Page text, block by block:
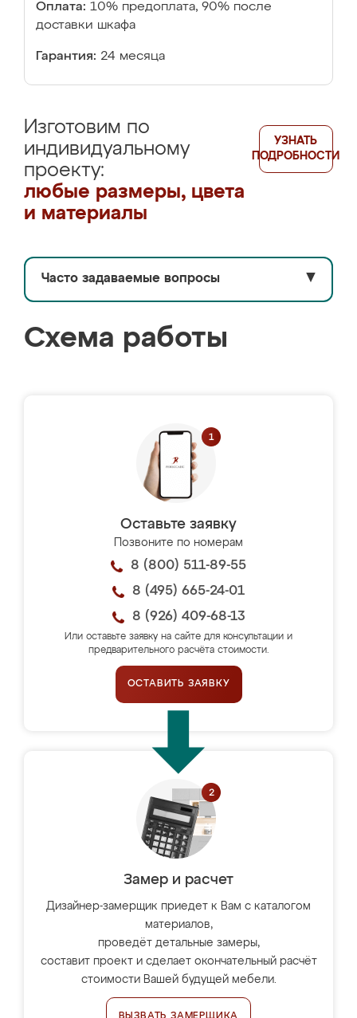
Оплата: 10% предоплата, 90% после
доставки шкафа
Гарантия: 24 месяца
Изготовим по
индивидуальному
проекту:
любые размеры, цвета
и материалы
УЗНАТЬ
ПОДРОБНОСТИ
Часто задаваемые вопросы ▼
Схема работы
Оставьте заявку
Позвоните по номерам
8 (800) 511-89-55
8 (495) 665-24-01
8 (926) 409-68-13
Или оставьте заявку на сайте для консультации и
предварительного расчёта стоимости.
ОСТАВИТЬ ЗАЯВКУ
Замер и расчет
Дизайнер-замерщик приедет к Вам с каталогом
материалов,
проведёт детальные замеры,
составит проект и сделает окончательный расчёт
стоимости Вашей будущей мебели.